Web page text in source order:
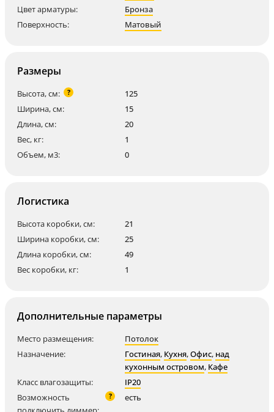
Цвет арматуры:
Бронза
Поверхность:
Матовый
Размеры
Высота, см: ?
125
Ширина, см:
15
Длина, см:
20
Вес, кг:
1
Объем, м3:
0
Логистика
Высота коробки, см:
21
Ширина коробки, см:
25
Длина коробки, см:
49
Вес коробки, кг:
1
Дополнительные параметры
Место размещения:
Потолок
Назначение:
Гостиная, Кухня,Офис, над
кухонным островом, Кафе
Класс влагозащиты:
IP20
Возможность
? есть